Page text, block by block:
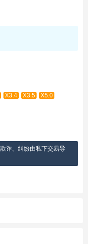
X3.4 X3.5
X5.0
诈、纠纷由私下交易导